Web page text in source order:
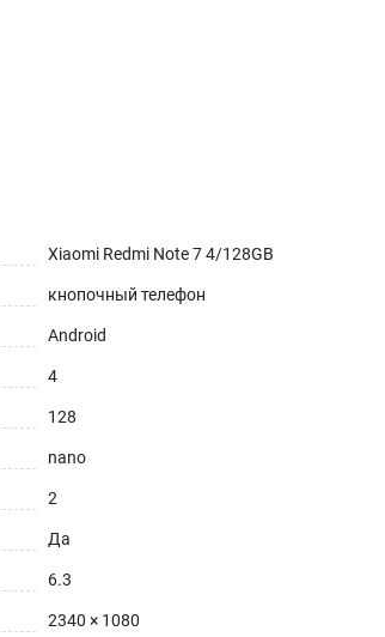
Xiaomi Redmi Note 7 4/128GB
кнопочный телефон
Android
4
128
nano
2
Да
6.3
2340 × 1080